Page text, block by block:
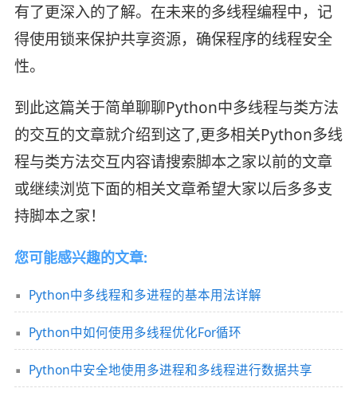
有了更深入的了解。在未来的多线程编程中，记
得使用锁来保护共享资源，确保程序的线程安全
性。
到此这篇关于简单聊聊Python中多线程与类方法
的交互的文章就介绍到这了,更多相关Python多线
程与类方法交互内容请搜索脚本之家以前的文章
或继续浏览下面的相关文章希望大家以后多多支
持脚本之家！
您可能感兴趣的文章:
Python中多线程和多进程的基本用法详解
Python中如何使用多线程优化For循环
Python中安全地使用多进程和多线程进行数据共享